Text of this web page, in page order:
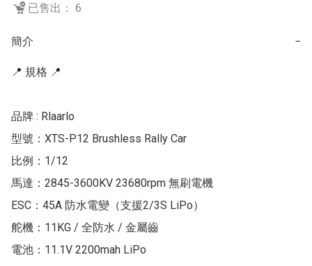
已售出： 6
簡介 −
📍 規格 📍
品牌 : Rlaarlo
型號：XTS-P12 Brushless Rally Car
比例：1/12
馬達：2845-3600KV 23680rpm 無刷電機
ESC：45A 防水電變（支援2/3S LiPo）
舵機：11KG / 全防水 / 金屬齒
電池：11.1V 2200mah LiPo